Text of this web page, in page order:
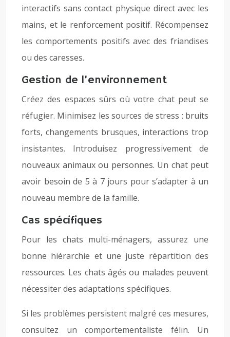
interactifs sans contact physique direct avec les
mains, et le renforcement positif. Récompensez
les comportements positifs avec des friandises
ou des caresses.
Gestion de l’environnement
Créez des espaces sûrs où votre chat peut se
réfugier. Minimisez les sources de stress : bruits
forts, changements brusques, interactions trop
insistantes. Introduisez progressivement de
nouveaux animaux ou personnes. Un chat peut
avoir besoin de 5 à 7 jours pour s’adapter à un
nouveau membre de la famille.
Cas spécifiques
Pour les chats multi-ménagers, assurez une
bonne hiérarchie et une juste répartition des
ressources. Les chats âgés ou malades peuvent
nécessiter des adaptations spécifiques.
Si les problèmes persistent malgré ces mesures,
consultez un comportementaliste félin. Un